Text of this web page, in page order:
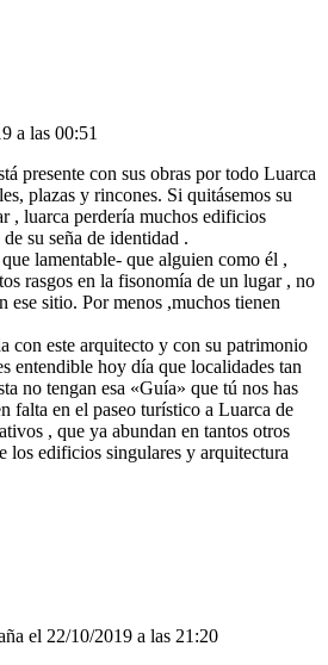
a las 00:51
presente con sus obras por todo Luarca
plazas y rincones. Si quitásemos su
, luarca perdería muchos edificios
su seña de identidad .
lamentable- que alguien como él ,
rasgos en la fisonomía de un lugar , no
ese sitio. Por menos ,muchos tienen
con este arquitecto y con su patrimonio
entendible hoy día que localidades tan
no tengan esa «Guía» que tú nos has
falta en el paseo turístico a Luarca de
, que ya abundan en tantos otros
los edificios singulares y arquitectura
el 22/10/2019 a las 21:20